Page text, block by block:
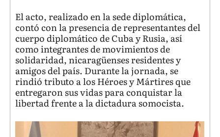
El acto, realizado en la sede diplomática,
contó con la presencia de representantes del
cuerpo diplomático de Cuba y Rusia, así
como integrantes de movimientos de
solidaridad, nicaragüenses residentes y
amigos del país. Durante la jornada, se
rindió tributo a los Héroes y Mártires que
entregaron sus vidas para conquistar la
libertad frente a la dictadura somocista.